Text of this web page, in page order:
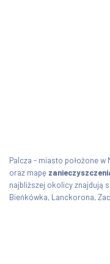
Palcza - miasto położone w
oraz mapę
najbliższej okolicy znajdują
Bieńkówka, Lanckorona,